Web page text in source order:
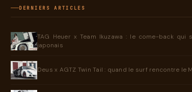
DERNIERS ARTICLES
TAG Heuer x Team Ikuzawa : le come-back
japonais
Deus x AGTZ Twin Tail : quand le surf rencontre le